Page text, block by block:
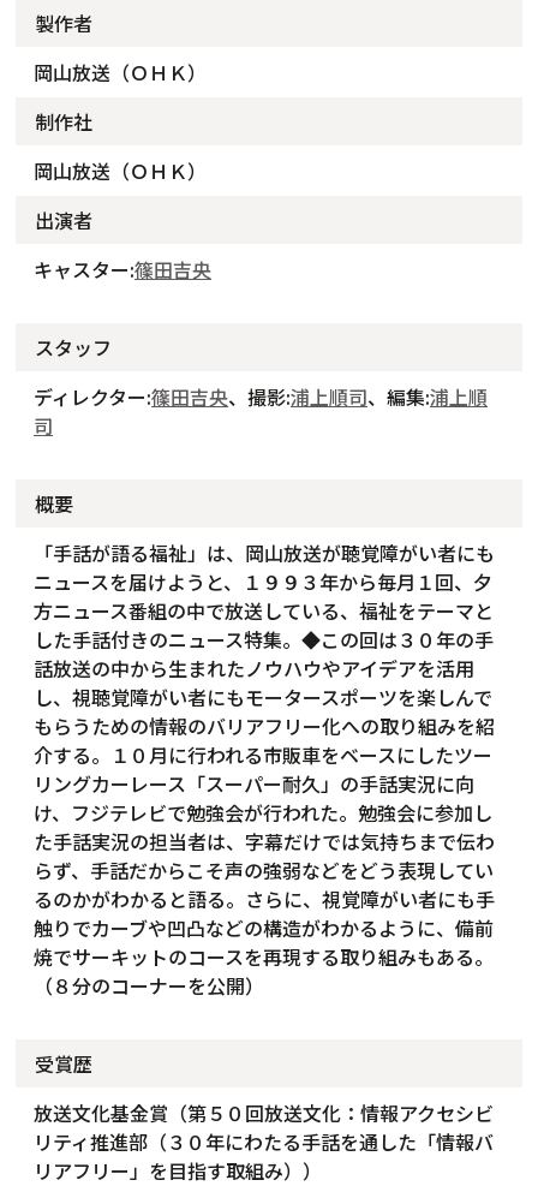
製作者
岡山放送（ＯＨＫ）
制作社
岡山放送（ＯＨＫ）
出演者
キャスター:篠田吉央
スタッフ
ディレクター:篠田吉央、撮影:浦上順司、編集:浦上順
司
概要
「手話が語る福祉」は、岡山放送が聴覚障がい者にも
ニュースを届けようと、１９９３年から毎月１回、夕
方ニュース番組の中で放送している、福祉をテーマと
した手話付きのニュース特集。◆この回は３０年の手
話放送の中から生まれたノウハウやアイデアを活用
し、視聴覚障がい者にもモータースポーツを楽しんで
もらうための情報のバリアフリー化への取り組みを紹
介する。１０月に行われる市販車をベースにしたツー
リングカーレース「スーパー耐久」の手話実況に向
け、フジテレビで勉強会が行われた。勉強会に参加し
た手話実況の担当者は、字幕だけでは気持ちまで伝わ
らず、手話だからこそ声の強弱などをどう表現してい
るのかがわかると語る。さらに、視覚障がい者にも手
触りでカーブや凹凸などの構造がわかるように、備前
焼でサーキットのコースを再現する取り組みもある。
（８分のコーナーを公開）
受賞歴
放送文化基金賞（第５０回放送文化：情報アクセシビ
リティ推進部（３０年にわたる手話を通した「情報バ
リアフリー」を目指す取組み））